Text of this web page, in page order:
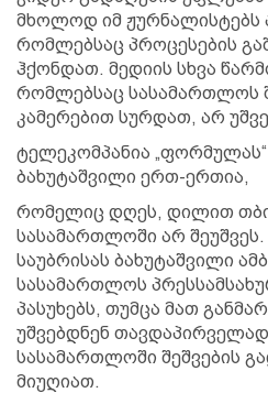
მხოლოდ იმ ჟურნალისტებს
რომლებსაც პროცესების
ჰქონდათ. მედიის სხვა
რომლებსაც სასამართლოს
კამერებით სურდათ, არ
ტელეკომპანია
ბახუტაშვილი ერთ-ერთია,
რომელიც დღეს, დილით
სასამართლოში არ შეუშვეს.
საუბრისას ბახუტაშვილი
სასამართლოს
პასუხებს, თუმცა მათ
უშვებდნენ
სასამართლოში შეშვების
მიუღიათ.